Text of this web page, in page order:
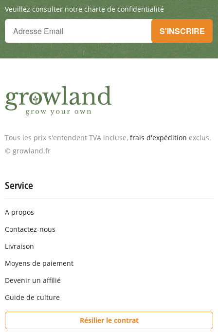
Veuillez consulter notre charte de confidentialité
Tu ne peux plus rien manquer !
Inscris-toi à la newsletter & reçois des offres exceptionnelles.
S'INSCRIRE
Tous les prix s'entendent TVA incluse, frais d'expédition exclus.
© growland.fr
Service
A propos
Contactez-nous
Livraison
Moyens de paiement
Devenir un affilié
Guide de culture
Résilier le contrat